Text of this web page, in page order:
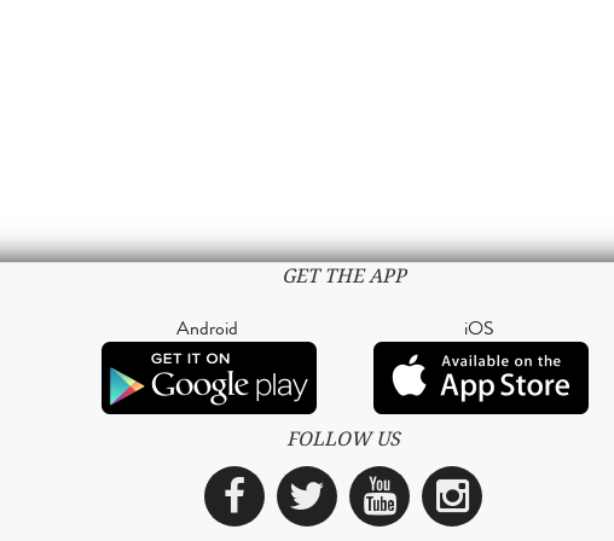
GET THE APP
Android iOS
FOLLOW US
Facebook
TwitterYouTube